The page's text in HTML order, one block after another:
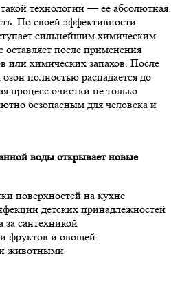
технологии — ее абсолютная
По своей эффективности
сильнейшим химическим
оставляет после применения
или химических запахов. После
полностью распадается до
процесс очистки не только
безопасным для человека и
воды открывает новые
поверхностей на кухне
детских принадлежностей
за сантехникой
фруктов и овощей
животными